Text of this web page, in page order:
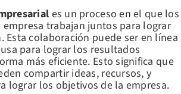
es un proceso en el que los
trabajan juntos para lograr
Esta colaboración puede ser en línea
para lograr los resultados
más eficiente. Esto significa que
compartir ideas, recursos, y
lograr los objetivos de la empresa.